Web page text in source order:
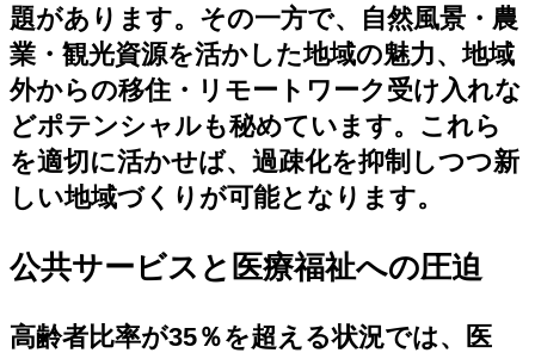
題があります。その一方で、自然風景・農
業・観光資源を活かした地域の魅力、地域
外からの移住・リモートワーク受け入れな
どポテンシャルも秘めています。これら
を適切に活かせば、過疎化を抑制しつつ新
しい地域づくりが可能となります。
公共サービスと医療福祉への圧迫
高齢者比率が35％を超える状況では、医